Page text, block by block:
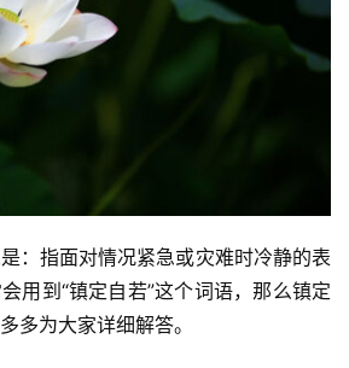
：指面对情况紧急或灾难时冷静的表
用到“镇定自若”这个词语，那么镇定
多为大家详细解答。